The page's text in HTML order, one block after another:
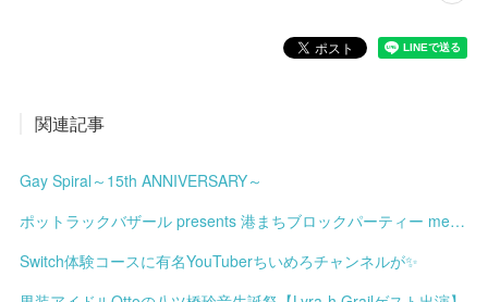
関連記事
Gay Spiral～15th ANNIVERSARY～
ポットラックバザール presents 港まちブロックパーティー meets みなと土曜市
Switch体験コースに有名YouTuberちいめろチャンネルが✨